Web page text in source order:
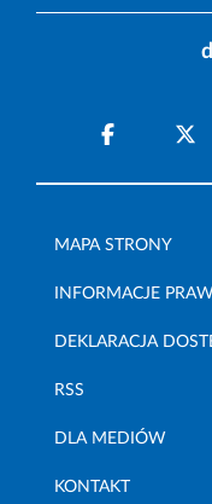
MAPA STRONY
INFORMACJE
DEKLARACJA
RSS
DLA MEDIÓW
KONTAKT